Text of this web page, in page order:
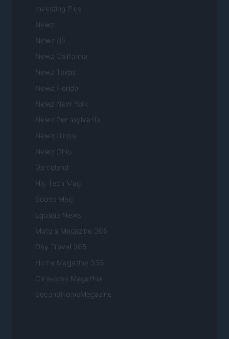
Investing Plus
Newz
Newz US
Newz California
Newz Texas
Newz Florida
Newz New York
Newz Pennsylvania
Newz Illinois
Newz Ohio
Gameland
Hig Tech Mag
Scoop Mag
Lgbtqia News
Motors Magazine 365
Day Travel 365
Home Magazine 365
Cineverse Magazine
SecondHomeMagazine